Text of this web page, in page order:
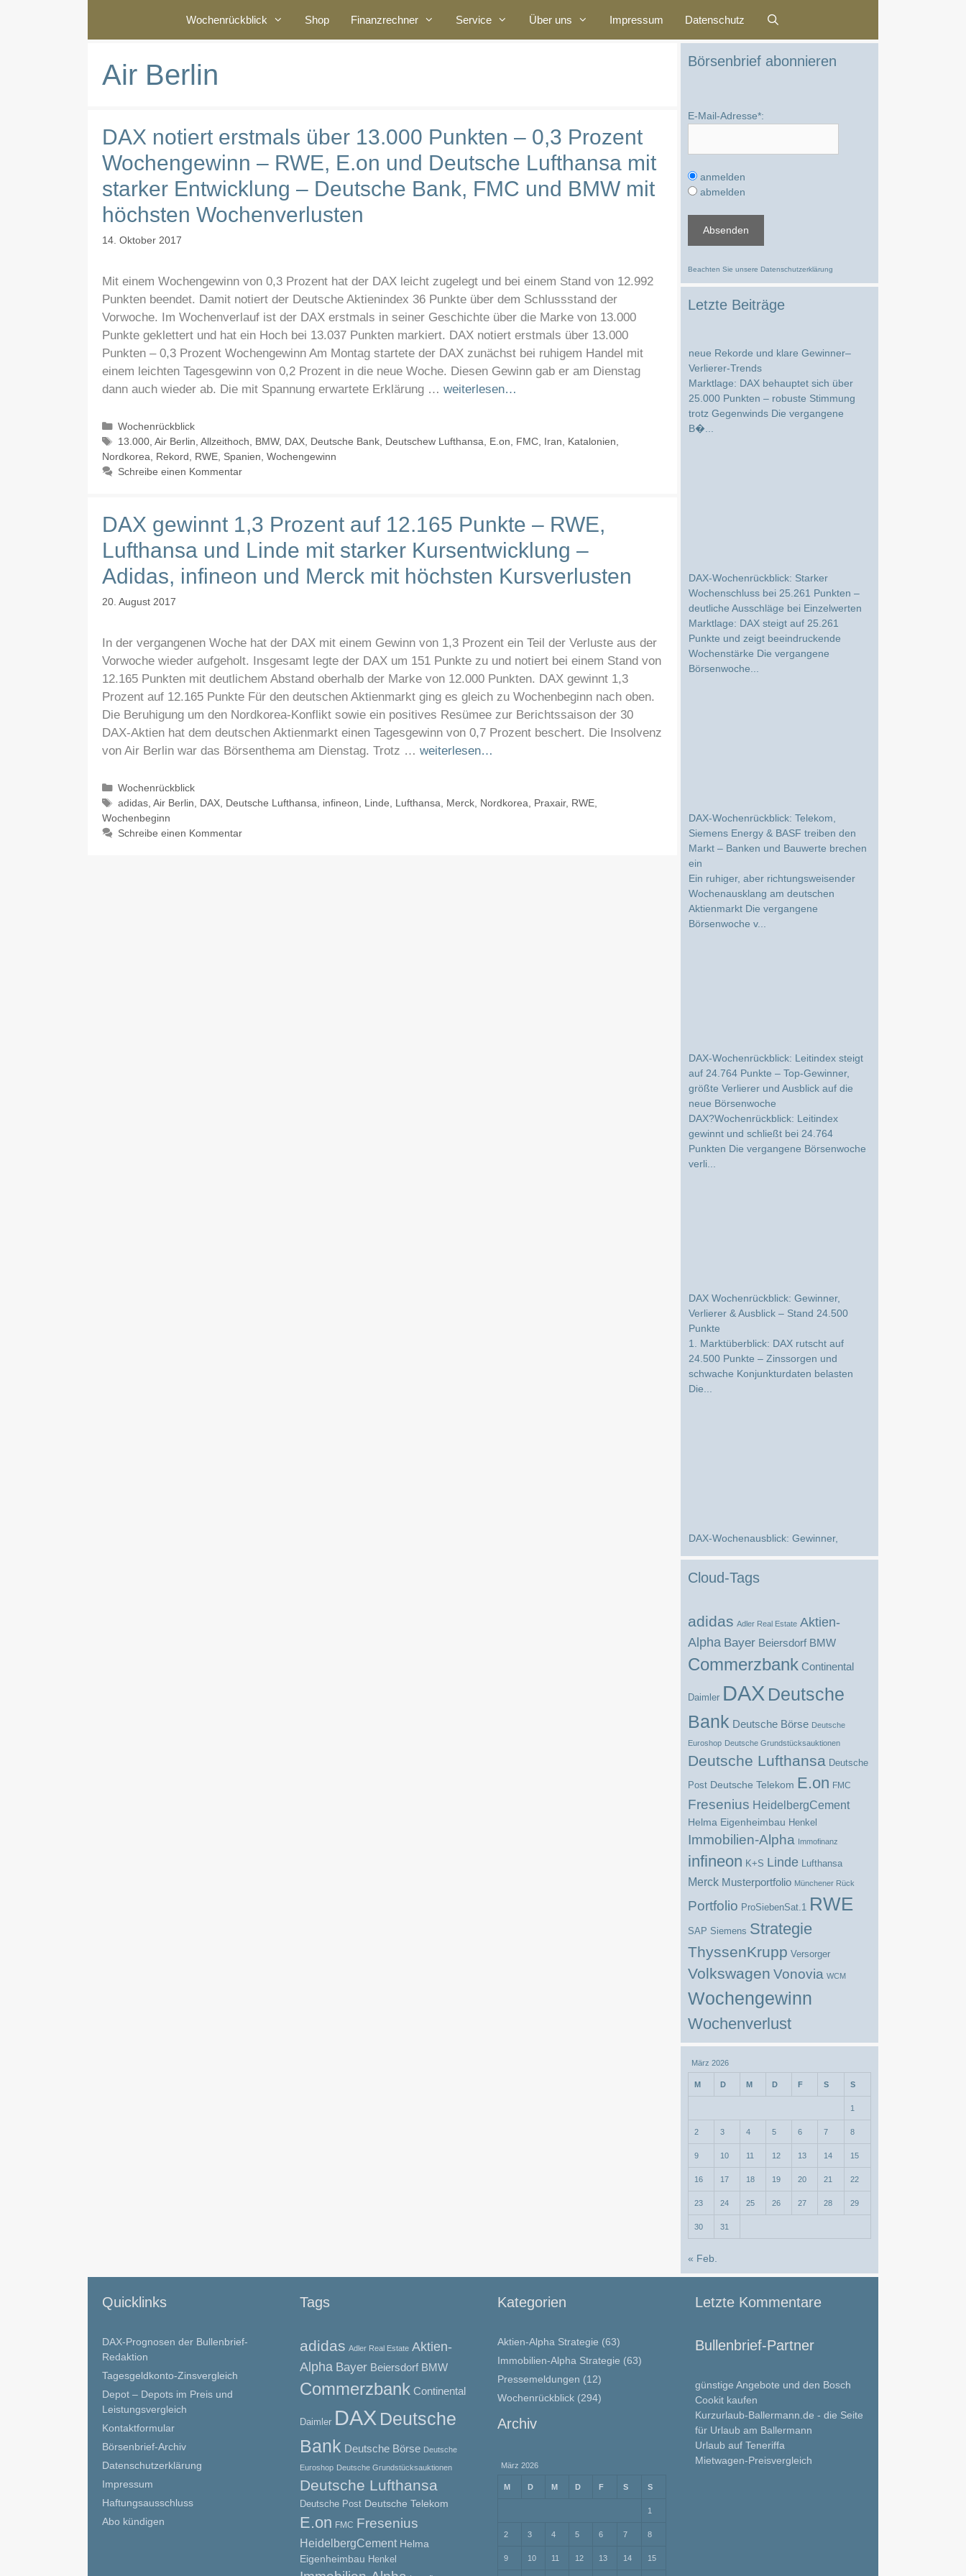
Wochenrückblick Shop Finanzrechner Service Über uns Impressum Datenschutz
Air Berlin
DAX notiert erstmals über 13.000 Punkten – 0,3 Prozent
Wochengewinn – RWE, E.on und Deutsche Lufthansa mit
starker Entwicklung – Deutsche Bank, FMC und BMW mit
höchsten Wochenverlusten
14. Oktober 2017
Mit einem Wochengewinn von 0,3 Prozent hat der DAX leicht zugelegt und bei einem Stand von 12.992
Punkten beendet. Damit notiert der Deutsche Aktienindex 36 Punkte über dem Schlussstand der
Vorwoche. Im Wochenverlauf ist der DAX erstmals in seiner Geschichte über die Marke von 13.000
Punkte geklettert und hat ein Hoch bei 13.037 Punkten markiert. DAX notiert erstmals über 13.000
Punkten – 0,3 Prozent Wochengewinn Am Montag startete der DAX zunächst bei ruhigem Handel mit
einem leichten Tagesgewinn von 0,2 Prozent in die neue Woche. Diesen Gewinn gab er am Dienstag
dann auch wieder ab. Die mit Spannung erwartete Erklärung … weiterlesen…
Kategorien
Wochenrückblick
Schlagwörter
13.000, Air Berlin Allzeithoch BMW, DAX, Deutsche Bank, Deutschew Lufthansa E.on FMC, Iran Katalonien
Nordkorea
Rekord RWE Spanien Wochengewinn
Schreibe einen Kommentar
DAX gewinnt 1,3 Prozent auf 12.165 Punkte – RWE,
Lufthansa und Linde mit starker Kursentwicklung –
Adidas, infineon und Merck mit höchsten Kursverlusten
20. August 2017
In der vergangenen Woche hat der DAX mit einem Gewinn von 1,3 Prozent ein Teil der Verluste aus der
Vorwoche wieder aufgeholt. Insgesamt legte der DAX um 151 Punkte zu und notiert bei einem Stand von
12.165 Punkten mit deutlichem Abstand oberhalb der Marke von 12.000 Punkten. DAX gewinnt 1,3
Prozent auf 12.165 Punkte Für den deutschen Aktienmarkt ging es gleich zu Wochenbeginn nach oben.
Die Beruhigung um den Nordkorea-Konflikt sowie ein positives Resümee zur Berichtssaison der 30
DAX-Aktien hat dem deutschen Aktienmarkt einen Tagesgewinn von 0,7 Prozent beschert. Die Insolvenz
von Air Berlin war das Börsenthema am Dienstag. Trotz … weiterlesen…
Kategorien
Wochenrückblick
Schlagwörter
adidas, Air Berlin, DAX, Deutsche Lufthansa, infineon, Linde, Lufthansa, Merck, Nordkorea, Praxair, RWE,
Wochenbeginn
Schreibe einen Kommentar
Börsenbrief abonnieren
E-Mail-Adresse*:
anmelden
abmelden
Beachten Sie unsere Datenschutzerklärung
Letzte Beiträge
Verlierer-Trends
Marktlage: DAX behauptet sich über
25.000 Punkten – robuste Stimmung
trotz Gegenwinds Die vergangene
B�...
Wochenschluss bei 25.261 Punkten –
deutliche Ausschläge bei Einzelwerten
Marktlage: DAX steigt auf 25.261
Punkte und zeigt beeindruckende
Wochenstärke Die vergangene
Börsenwoche...
Siemens Energy & BASF treiben den
Markt – Banken und Bauwerte brechen
ein
Ein ruhiger, aber richtungsweisender
Wochenausklang am deutschen
Aktienmarkt Die vergangene
Börsenwoche v...
auf 24.764 Punkte – Top-Gewinner,
größte Verlierer und Ausblick auf die
neue Börsenwoche
DAX?Wochenrückblick: Leitindex
gewinnt und schließt bei 24.764
Punkten Die vergangene Börsenwoche
verli...
Verlierer & Ausblick – Stand 24.500
Punkte
1. Marktüberblick: DAX rutscht auf
24.500 Punkte – Zinssorgen und
schwache Konjunkturdaten belasten
Die...
Verlierer und die wichtigsten Impulse für
die kommende Börsenwoche
Marktüberblick: DAX unter Druck –
schwache Konjunktursignale belasten
Cloud-Tags
adidas Adler Real Estate Aktien-
Alpha Bayer Beiersdorf BMW
Commerzbank Continental
Daimler DAX Deutsche
Bank Deutsche Börse Deutsche
Euroshop Deutsche Grundstücksauktionen
Deutsche Lufthansa Deutsche
Post Deutsche Telekom E.on FMC
Fresenius HeidelbergCement
Helma Eigenheimbau Henkel
Immobilien-Alpha Immofinanz
infineon K+S Linde Lufthansa
Merck Musterportfolio Münchener Rück
Portfolio ProSiebenSat.1 RWE
SAP Siemens Strategie
ThyssenKrupp Versorger
Volkswagen Vonovia WCM
Wochengewinn
Wochenverlust
März 2026
M D M D F S S
1
2 3 4 5 6 7 8
9 10 11 12 13 14 15
16 17 18 19 20 21 22
23 24 25 26 27 28 29
30 31
« Feb.
Quicklinks
DAX-Prognosen der Bullenbrief-
Redaktion
Tagesgeldkonto-Zinsvergleich
Depot – Depots im Preis und
Leistungsvergleich
Kontaktformular
Börsenbrief-Archiv
Datenschutzerklärung
Impressum
Haftungsausschluss
Abo kündigen
Tags
adidas Adler Real Estate Aktien-
Alpha Bayer Beiersdorf BMW
Commerzbank Continental
Daimler DAX Deutsche
Bank Deutsche Börse Deutsche
Euroshop Deutsche Grundstücksauktionen
Deutsche Lufthansa
Deutsche Post Deutsche Telekom
E.on FMC Fresenius
HeidelbergCement Helma
Eigenheimbau Henkel
Kategorien
Aktien-Alpha Strategie (63)
Immobilien-Alpha Strategie (63)
Pressemeldungen (12)
Wochenrückblick (294)
Archiv
März 2026
M D M D F S S
1
2 3 4 5 6 7 8
9 10 11 12 13 14 15
Letzte Kommentare
Bullenbrief-Partner
günstige Angebote und den Bosch
Cookit kaufen
Kurzurlaub-Ballermann.de - die Seite
für Urlaub am Ballermann
Urlaub auf Teneriffa
Mietwagen-Preisvergleich